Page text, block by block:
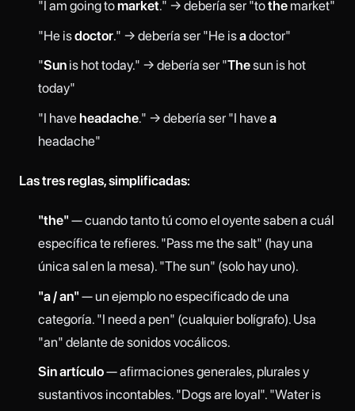
"I am going tomarket." → debería ser "tothemarket"
"He isdoctor." → debería ser "He isadoctor"
"Sunis hot today." → debería ser "Thesun is hot
today"
"I haveheadache." → debería ser "I havea
headache"
Las tres reglas, simplificadas:
"the" — cuando tanto tú como el oyente saben a cuál
específica te refieres. "Pass me the salt" (hay una
única sal en la mesa). "The sun" (solo hay uno).
"a / an" — un ejemplo no especificado de una
categoría. "I need a pen" (cualquier bolígrafo). Usa
"an" delante de sonidos vocálicos.
Sin artículo— afirmaciones generales, plurales y
sustantivos incontables. "Dogs are loyal". "Water is